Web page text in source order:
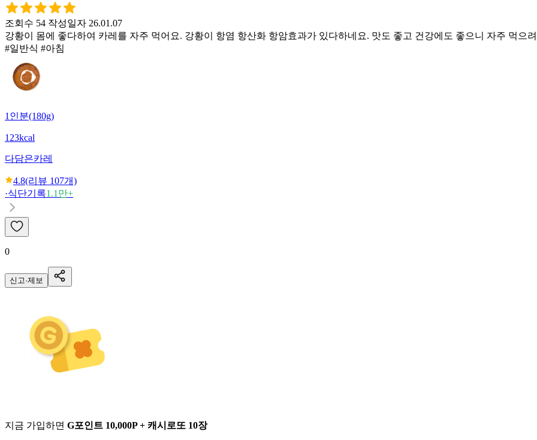
조회수 54 작성일자 26.01.07
강황이 몸에 좋다하여 카레를 자주 먹어요. 강황이 항염 항산화 항암효과가 있다하네요. 맛도 좋고 건강에도 좋으니 자주 먹으
#일반식 #아침
1인분(180g)
123kcal
다담은카레
4.8(리뷰 107개)
·식단기록1.1만+
0
신고·제보
지금 가입하면 G포인트 10,000P + 캐시로또 10장